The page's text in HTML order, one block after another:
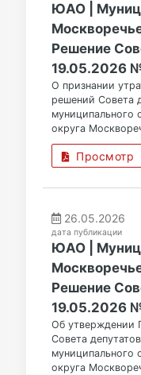
ЮАО |
Решение
19.05.2026
О признании
решений Совета
муниципального
округа
Просмотр
26.05.2026
дата публикации
ЮАО |
Решение
19.05.2026
Об утверждении
Совета
муниципального
округа